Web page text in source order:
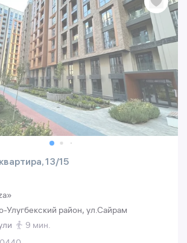
13/15
Улугбекский район, ул.Сайрам
9 мин.